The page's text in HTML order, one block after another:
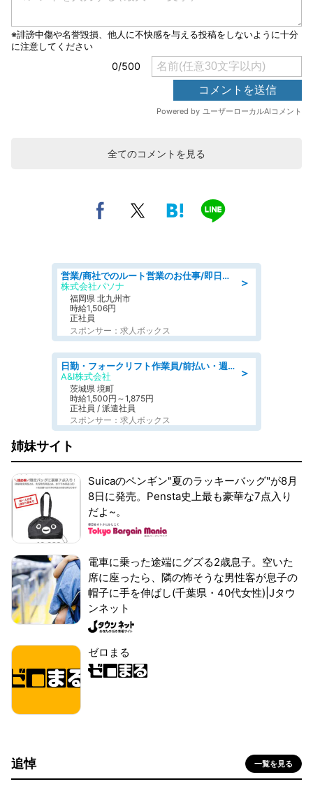
全てのコメントを見る
＞
営業/商社でのルート営業のお仕事/即日勤務可/車通勤可/営業
株式会社パソナ
福岡県 北九州市
時給1,506円
正社員
スポンサー：求人ボックス
＞
日勤・フォークリフト作業員/前払い・週払い制度あり/長期安定/有給とりやすい/環境充実
A&I株式会社
茨城県 境町
時給1,500円～1,875円
正社員 / 派遣社員
スポンサー：求人ボックス
姉妹サイト
Suicaのペンギン"夏のラッキーバッグ"が8月
8日に発売。Pensta史上最も豪華な7点入り
だよ~。
電車に乗った途端にグズる2歳息子。空いた
席に座ったら、隣の怖そうな男性客が息子の
帽子に手を伸ばし(千葉県・40代女性)|Jタウ
ンネット
ゼロまる
追悼 一覧を見る